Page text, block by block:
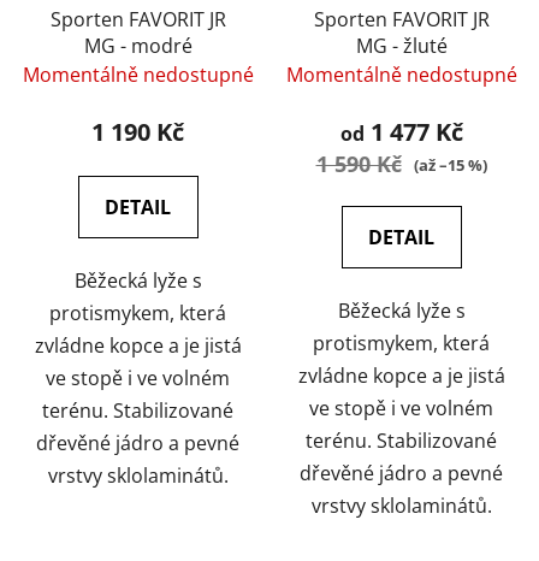
Sporten FAVORIT JR
MG - modré
Momentálně nedostupné
1 190 Kč
DETAIL
Běžecká lyže s
protismykem, která
zvládne kopce a je jistá
ve stopě i ve volném
terénu. Stabilizované
dřevěné jádro a pevné
vrstvy sklolaminátů.
Sporten FAVORIT JR
MG - žluté
Momentálně nedostupné
od 1 477 Kč
1 590 Kč (až –15 %)
DETAIL
Běžecká lyže s
protismykem, která
zvládne kopce a je jistá
ve stopě i ve volném
terénu. Stabilizované
dřevěné jádro a pevné
vrstvy sklolaminátů.